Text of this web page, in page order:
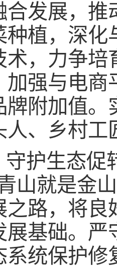
合发展，推
种植，深
术，力争培
加强与电商
牌附加值
人、乡村工
守护生态
山就是金
之路，将良
展基础。
系统保护修